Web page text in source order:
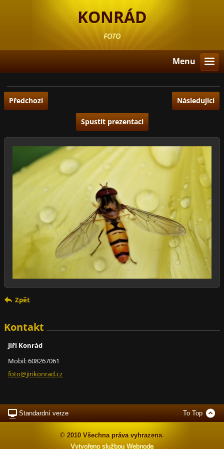
KONRÁD
FOTO
Menu
Předchozí Následující
Spustit prezentaci
Zpět
Kontakt
Jiří Konrád
Mobil: 608267061
foto@jirikonrad.cz
Standardní verze To Top
© 2010 Všechna práva vyhrazena.
Vytvořeno službou Webnode